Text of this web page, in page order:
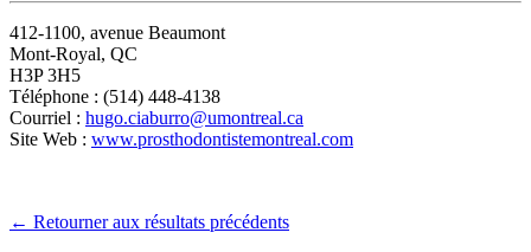
412-1100, avenue Beaumont
Mont-Royal, QC
H3P 3H5
Téléphone : (514) 448-4138
Courriel : hugo.ciaburro@umontreal.ca
Site Web : www.prosthodontistemontreal.com
← Retourner aux résultats précédents